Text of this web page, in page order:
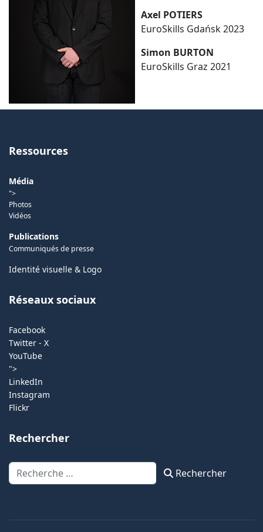
Axel POTIERS
EuroSkills Gdańsk 2023
Simon BURTON
EuroSkills Graz 2021
Ressources
Média
">
Photos
Vidéos
Publications
Communiqués de presse
Identité visuelle & Logo
Réseaux sociaux
Facebook
Twitter - X
YouTube
">
LinkedIn
Instagram
Flickr
Rechercher
Rechercher Rechercher